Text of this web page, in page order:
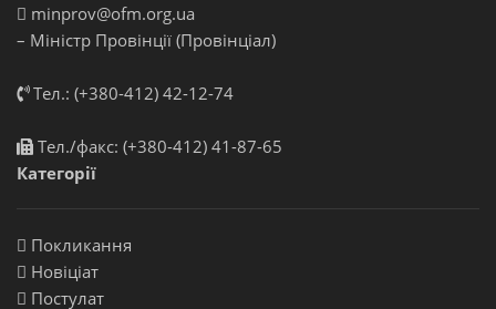
minprov@ofm.org.ua
– Міністр Провінції (Провінціал)
Тел.: (+380-412) 42-12-74
Тел./факс: (+380-412) 41-87-65
Категорії
Покликання
Новіціат
Постулат